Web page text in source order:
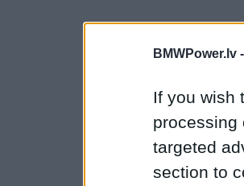
BMWPower.lv -
If you wish
processing
targeted
section to